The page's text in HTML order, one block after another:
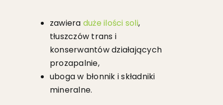
zawiera duże ilości soli,
tłuszczów trans i
konserwantów działających
prozapalnie,
uboga w błonnik i składniki
mineralne.